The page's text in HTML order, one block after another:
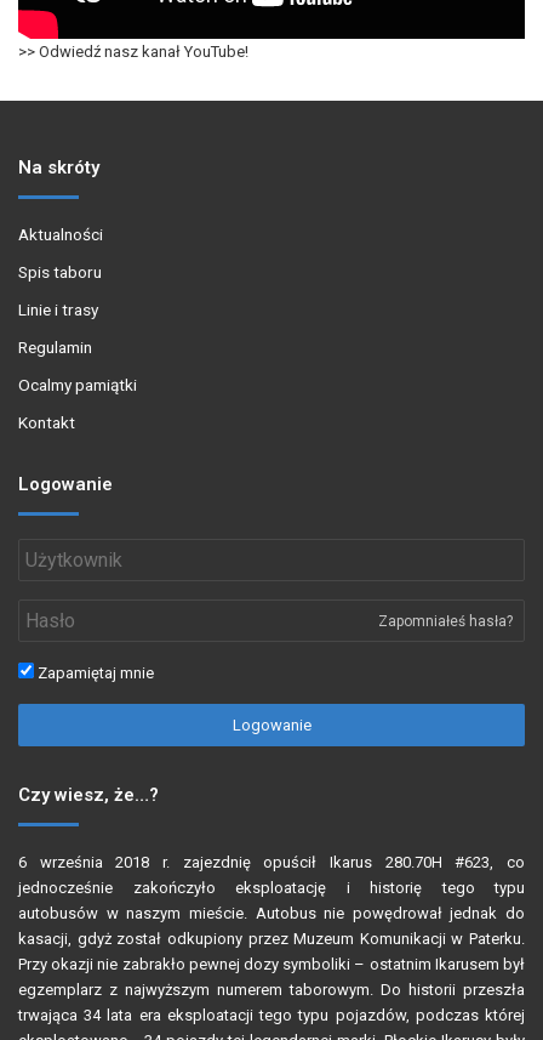
>> Odwiedź nasz kanał YouTube!
Na skróty
Aktualności
Spis taboru
Linie i trasy
Regulamin
Ocalmy pamiątki
Kontakt
Logowanie
Zapomniałeś hasła?
Zapamiętaj mnie
Logowanie
Czy wiesz, że…?
6 września 2018 r. zajezdnię opuścił Ikarus 280.70H #623 , co
jednocześnie zakończyło eksploatację i historiętego typu
autobusów w naszym mieście. Autobus nie powędrował jednak do
kasacji, gdyż został odkupiony przez Muzeum Komunikacji w Paterku.
Przy okazji nie zabrakło pewnej dozy symboliki – ostatnim Ikarusem był
egzemplarz z najwyższym numerem taborowym. Do historii przeszła
trwająca 34 lata era eksploatacji tego typu pojazdów, podczas której